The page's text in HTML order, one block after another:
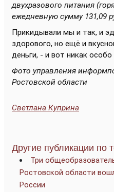
двухразового питания
ежедневную сумму 131,09
Прикидывали мы и так, и
здорового, но ещё и
деньги, - и вот никак особо
Фото управления
Ростовской области
Светлана Куприна
Другие публикации по
Три
Ростовской области
России